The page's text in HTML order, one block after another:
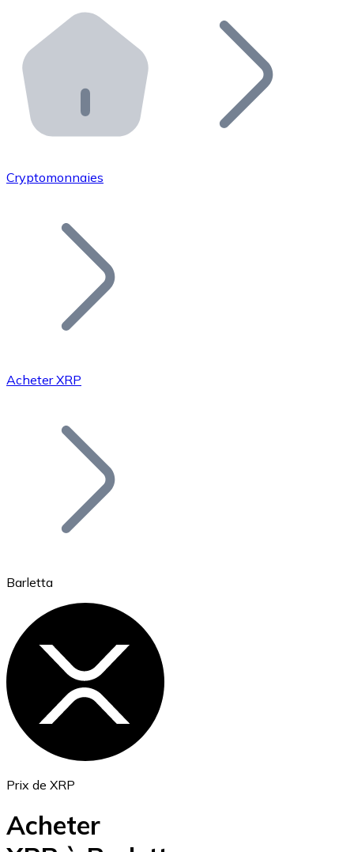
Distributeurs automatiques Bitnovo
Intégrez un ATM Bitnovo dans votre entreprise et
API Bitnovo
Intégrez notre API dans votre écosystème.
Rejoignez notre réseau de distributeurs et
Ajoutez le token de votre projet à notre service
Bitcoin
Ethereum
Cryptomonnaies
Acheter XRP
Barletta
Prix de XRP
Acheter